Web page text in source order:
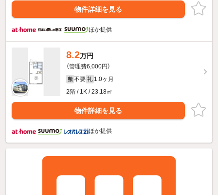
物件詳細を見る
ほか提供
8.2万円
（管理費6,000円）
敷 不要 礼 1.0ヶ月
2階 / 1K / 23.18㎡
物件詳細を見る
ほか提供